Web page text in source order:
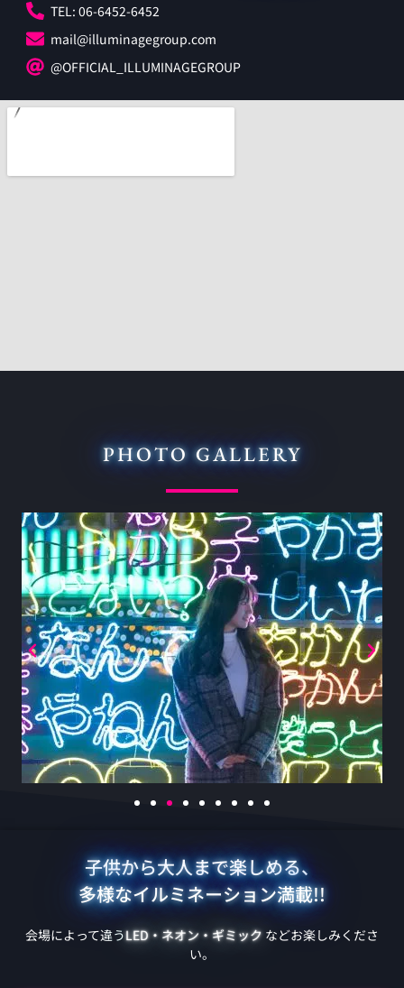
TEL: 06-6452-6452
mail@illuminagegroup.com
@OFFICIAL_ILLUMINAGEGROUP
PHOTO GALLERY
子供から大人まで楽しめる、
多様なイルミネーション満載!!
会場によって違うLED・ネオン・ギミック などお楽しみくださ
い。